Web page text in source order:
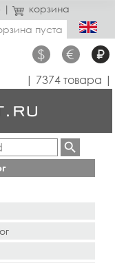
|
корзина
пуста
$ € ₽
| 7374 товара |